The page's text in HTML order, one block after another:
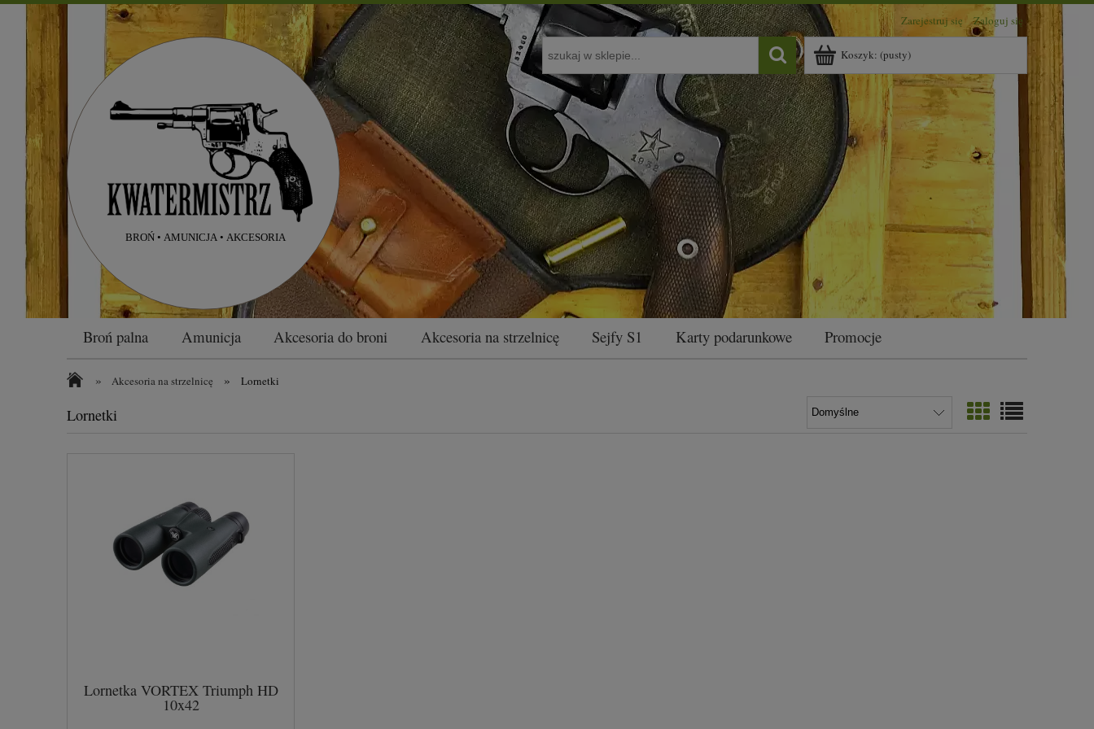
Zarejestruj się Zaloguj się
Koszyk: (pusty)
Broń palna Amunicja Akcesoria do broni Akcesoria na strzelnicę Sejfy S1 Karty podarunkowe Promocje
» Akcesoria na strzelnicę » Lornetki
Lornetki
Lornetka VORTEX Triumph HD
10x42